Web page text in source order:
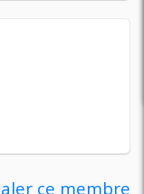
ce membre